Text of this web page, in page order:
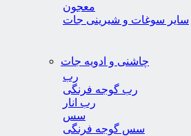
معجون
سایر سوغات و شیرینی جات
چاشنی و ادویه جات
رب
رب گوجه فرنگی
رب انار
سس
سس گوجه فرنگی